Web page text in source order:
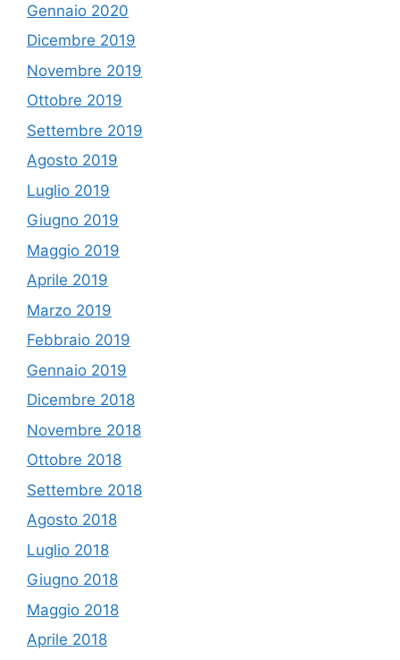
Gennaio 2020
Dicembre 2019
Novembre 2019
Ottobre 2019
Settembre 2019
Agosto 2019
Luglio 2019
Giugno 2019
Maggio 2019
Aprile 2019
Marzo 2019
Febbraio 2019
Gennaio 2019
Dicembre 2018
Novembre 2018
Ottobre 2018
Settembre 2018
Agosto 2018
Luglio 2018
Giugno 2018
Maggio 2018
Aprile 2018